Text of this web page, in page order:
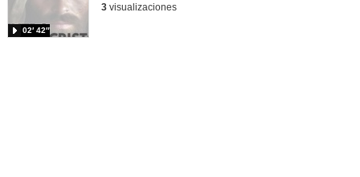
02′ 42″
3visualizaciones